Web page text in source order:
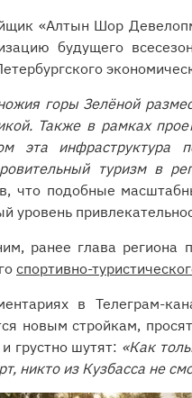
«Алтын Шор
будущего
горы Зелёной
Также в рамках
эта инфраструктура
туризм в
что подобные
уровень
ранее глава региона
спортивно-
в Телеграм-
новым стройкам,
грустно шутят: «Как
никто из Кузбасса не